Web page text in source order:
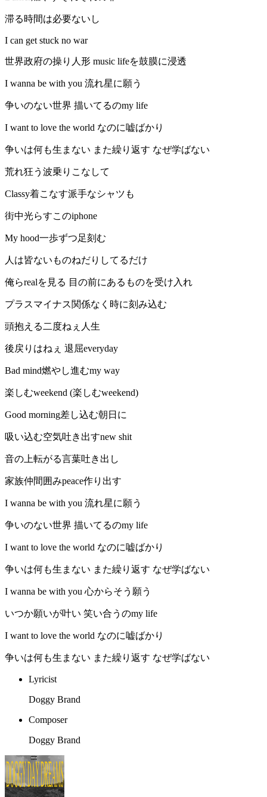
滞る時間は必要ないし
I can get stuck no war
世界政府の操り人形 music lifeを鼓膜に浸透
I wanna be with you 流れ星に願う
争いのない世界 描いてるのmy life
I want to love the world なのに嘘ばかり
争いは何も生まない また繰り返す なぜ学ばない
荒れ狂う波乗りこなして
Classy着こなす派手なシャツも
街中光らすこのiphone
My hood一歩ずつ足刻む
人は皆ないものねだりしてるだけ
俺らrealを見る 目の前にあるものを受け入れ
プラスマイナス関係なく時に刻み込む
頭抱える二度ねぇ人生
後戻りはねぇ 退屈everyday
Bad mind燃やし進むmy way
楽しむweekend (楽しむweekend)
Good morning差し込む朝日に
吸い込む空気吐き出すnew shit
音の上転がる言葉吐き出し
家族仲間囲みpeace作り出す
I wanna be with you 流れ星に願う
争いのない世界 描いてるのmy life
I want to love the world なのに嘘ばかり
争いは何も生まない また繰り返す なぜ学ばない
I wanna be with you 心からそう願う
いつか願いが叶い 笑い合うのmy life
I want to love the world なのに嘘ばかり
争いは何も生まない また繰り返す なぜ学ばない
Lyricist
Doggy Brand
Composer
Doggy Brand